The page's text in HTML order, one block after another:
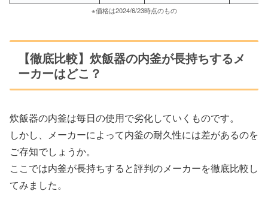
※価格は2024/6/23時点のもの
【徹底比較】炊飯器の内釜が長持ちするメ
ーカーはどこ？
炊飯器の内釜は毎日の使用で劣化していくものです。
しかし、メーカーによって内釜の耐久性には差があるのを
ご存知でしょうか。
ここでは内釜が長持ちすると評判のメーカーを徹底比較し
てみました。